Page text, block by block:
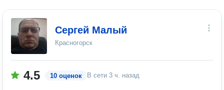
Сергей Малый
Красногорск
4.5 10 оценок В сети 3 ч. назад